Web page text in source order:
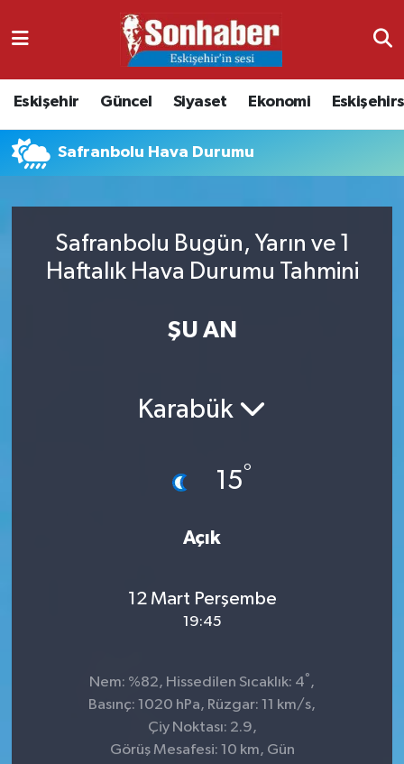
Eskişehir Güncel Siyaset Ekonomi
Safranbolu Hava Durumu
Safranbolu Bugün, Yarın ve 1
Haftalık Hava Durumu Tahmini
ŞU AN
Karabük
15°
Açık
12 Mart Perşembe
19:45
Nem: %82, Hissedilen Sıcaklık: 4° ,
Basınç: 1020 hPa, Rüzgar: 11 km/s,
Çiy Noktası: 2.9,
Görüş Mesafesi: 10 km, Gün
Ekonomi
Güncel
Kültür & Sanat
Nöbetçi Eczaneler
Namaz Vakitleri
Trafik Durumu
Süper Lig Puan Durumu ve Fikstür
Son Dakika Haberleri